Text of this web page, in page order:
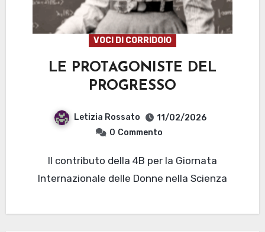
VOCI DI CORRIDOIO
LE PROTAGONISTE DEL
PROGRESSO
Letizia Rossato
11/02/2026
0 Commento
Il contributo della 4B per la Giornata
Internazionale delle Donne nella Scienza